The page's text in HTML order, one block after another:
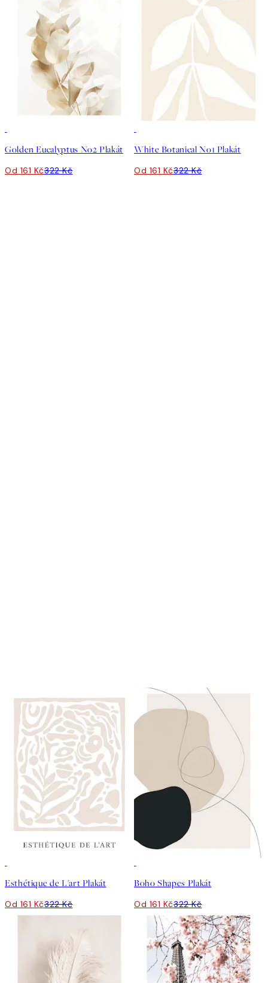
Golden Eucalyptus No2 Plakát
Od 161 Kč322 Kč
White Botanical No1 Plakát
Od 161 Kč322 Kč
Esthétique de L'art Plakát
Od 161 Kč322 Kč
Boho Shapes Plakát
Od 161 Kč322 Kč